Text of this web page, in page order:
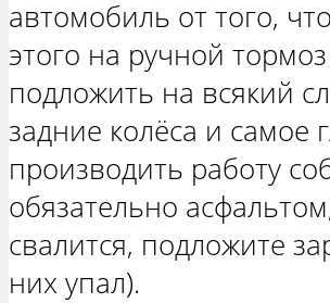
автомобиль от того,
этого на ручной
подложить на всякий
задние колёса и самое
производить работу
обязательно
свалится, подложите
них упал).